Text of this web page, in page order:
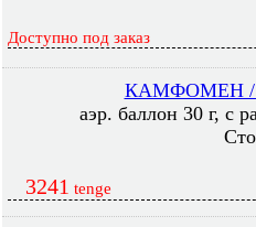
Доступно под заказ
КАМФОМЕН /
аэр. баллон 30 г, с
3241 tenge